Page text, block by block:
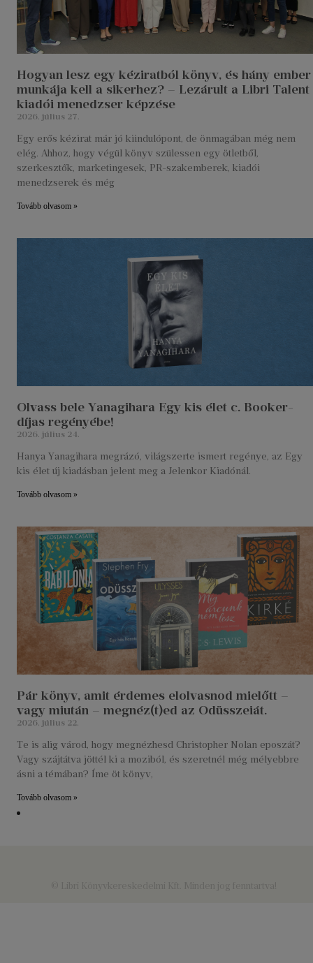
Hogyan lesz egy kéziratból könyv, és hány ember
munkája kell a sikerhez? – Lezárult a Libri Talent
kiadói menedzser képzése
2026. július 27.
Egy erős kézirat már jó kiindulópont, de önmagában még nem
elég. Ahhoz, hogy végül könyv szülessen egy ötletből,
szerkesztők, marketingesek, PR-szakemberek, kiadói
menedzserek és még
Tovább olvasom »
Olvass bele Yanagihara Egy kis élet c. Booker-
díjas regényébe!
2026. július 24.
Hanya Yanagihara megrázó, világszerte ismert regénye, az Egy
kis élet új kiadásban jelent meg a Jelenkor Kiadónál.
Tovább olvasom »
Pár könyv, amit érdemes elolvasnod mielőtt –
vagy miután – megnéz(t)ed az Odüsszeiát.
2026. július 22.
Te is alig várod, hogy megnézhesd Christopher Nolan eposzát?
Vagy szájtátva jöttél ki a moziból, és szeretnél még mélyebbre
ásni a témában? Íme öt könyv,
Tovább olvasom »